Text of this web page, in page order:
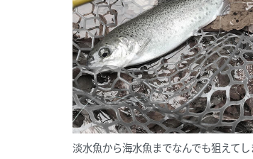
淡水魚から海水魚までなんでも狙えてし